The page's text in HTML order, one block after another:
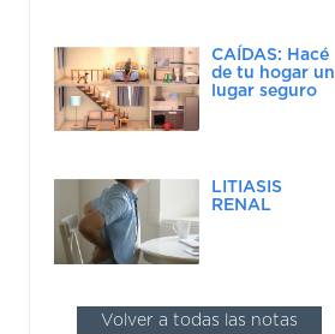
CAÍDAS: Hacé
de tu hogar un
lugar seguro
LITIASIS
RENAL
Volver a todas las notas